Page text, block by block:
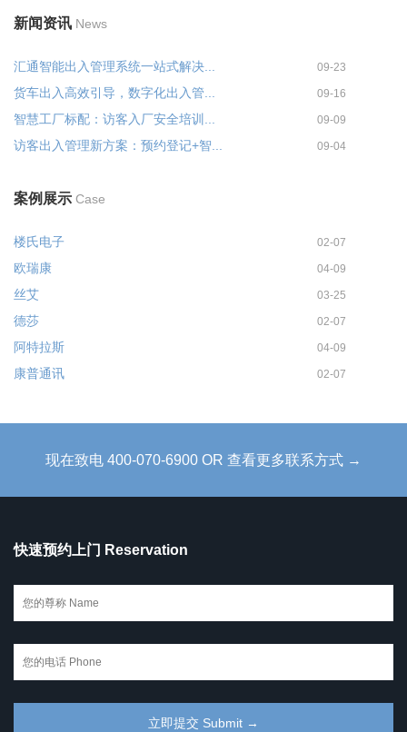
新闻资讯 News
汇通智能出入管理系统一站式解决... 09-23
货车出入高效引导，数字化出入管... 09-16
智慧工厂标配：访客入厂安全培训... 09-09
访客出入管理新方案：预约登记+智... 09-04
案例展示 Case
楼氏电子 02-07
欧瑞康 04-09
丝艾 03-25
德莎 02-07
阿特拉斯 04-09
康普通讯 02-07
现在致电 400-070-6900 OR 查看更多联系方式 →
快速预约上门 Reservation